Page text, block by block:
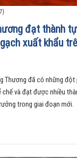
đạt thành
xuất khẩu
Thương đã có những đột
chế và đạt được nhiều
trong giai đoạn mới.